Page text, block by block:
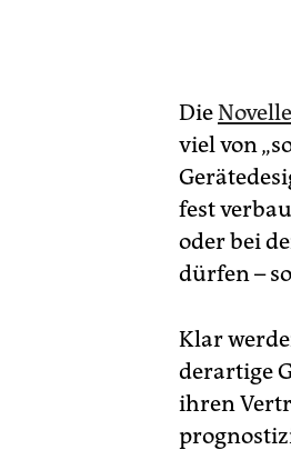
Die
viel von
fest
oder bei
dürfen –
Klar
derartige
ihren